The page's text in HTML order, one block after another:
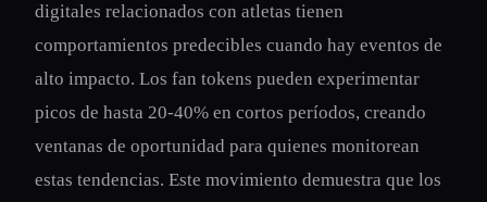
digitales relacionados con atletas tienen
comportamientos predecibles cuando hay eventos de
alto impacto. Los fan tokens pueden experimentar
picos de hasta 20-40% en cortos períodos, creando
ventanas de oportunidad para quienes monitorean
estas tendencias. Este movimiento demuestra que los